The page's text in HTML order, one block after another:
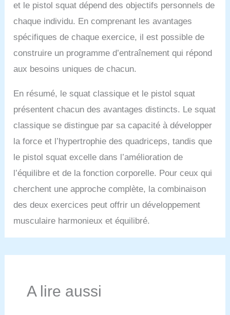
et le pistol squat dépend des objectifs personnels de
chaque individu. En comprenant les avantages
spécifiques de chaque exercice, il est possible de
construire un programme d’entraînement qui répond
aux besoins uniques de chacun.
En résumé, le squat classique et le pistol squat
présentent chacun des avantages distincts. Le squat
classique se distingue par sa capacité à développer
la force et l’hypertrophie des quadriceps, tandis que
le pistol squat excelle dans l’amélioration de
l’équilibre et de la fonction corporelle. Pour ceux qui
cherchent une approche complète, la combinaison
des deux exercices peut offrir un développement
musculaire harmonieux et équilibré.
A lire aussi